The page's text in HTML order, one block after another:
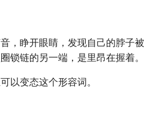
，睁开眼睛，发现自己的脖子被
锁链的另一端，是里昂在握着。
以变态这个形容词。